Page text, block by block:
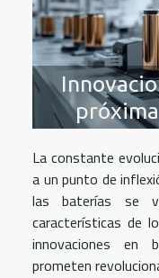
La constante
a un punto de
las baterías se
características de
innovaciones en
prometen